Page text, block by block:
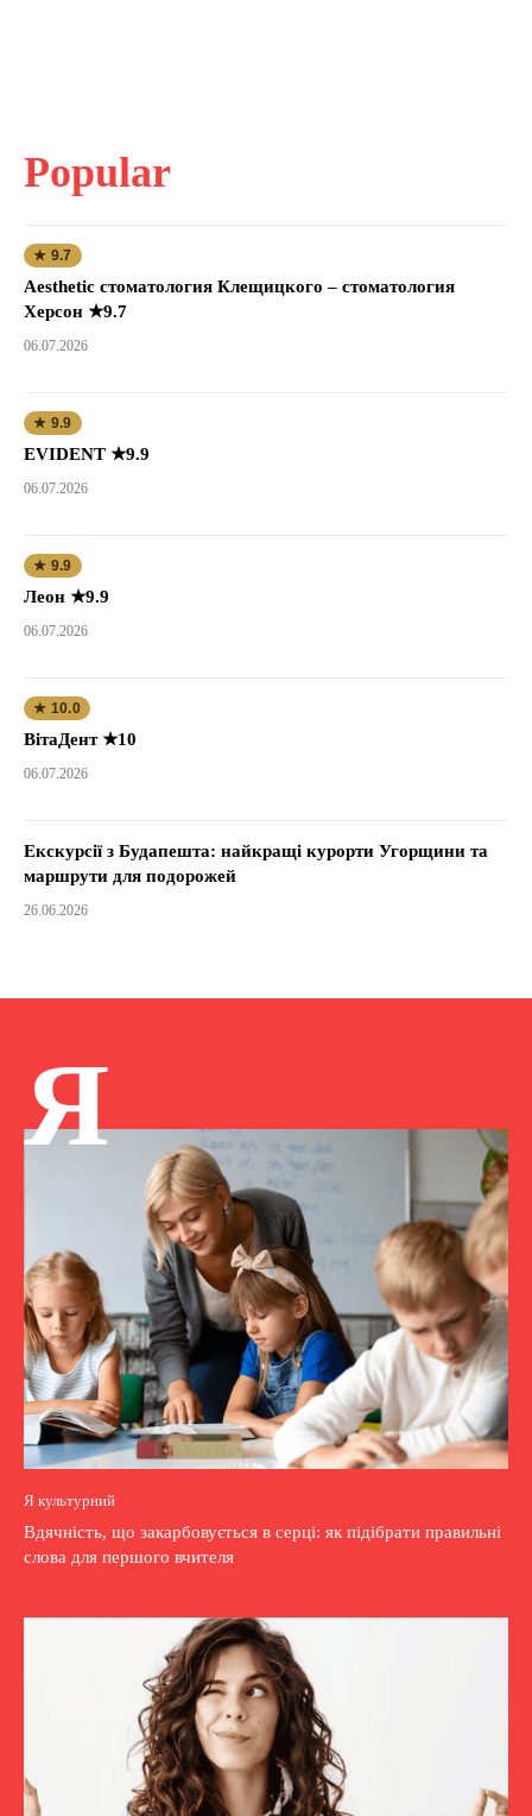
Popular
★ 9.7
Aesthetic стоматология Клещицкого – стоматология
Херсон ★9.7
06.07.2026
★ 9.9
EVIDENT ★9.9
06.07.2026
★ 9.9
Леон ★9.9
06.07.2026
★ 10.0
ВітаДент ★10
06.07.2026
Екскурсії з Будапешта: найкращі курорти Угорщини та
маршрути для подорожей
26.06.2026
Я
Я культурний
Вдячність, що закарбовується в серці: як підібрати правильні
слова для першого вчителя